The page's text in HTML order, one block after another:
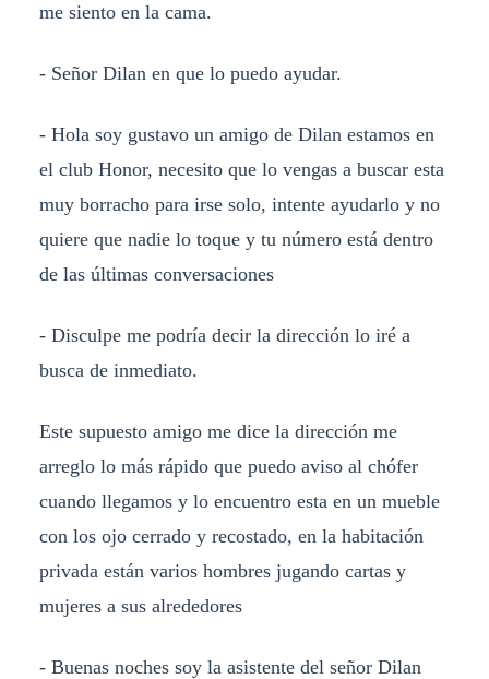
me siento en la cama.
- Señor Dilan en que lo puedo ayudar.
- Hola soy gustavo un amigo de Dilan estamos en
el club Honor, necesito que lo vengas a buscar esta
muy borracho para irse solo, intente ayudarlo y no
quiere que nadie lo toque y tu número está dentro
de las últimas conversaciones
- Disculpe me podría decir la dirección lo iré a
busca de inmediato.
Este supuesto amigo me dice la dirección me
arreglo lo más rápido que puedo aviso al chófer
cuando llegamos y lo encuentro esta en un mueble
con los ojo cerrado y recostado, en la habitación
privada están varios hombres jugando cartas y
mujeres a sus alrededores
- Buenas noches soy la asistente del señor Dilan